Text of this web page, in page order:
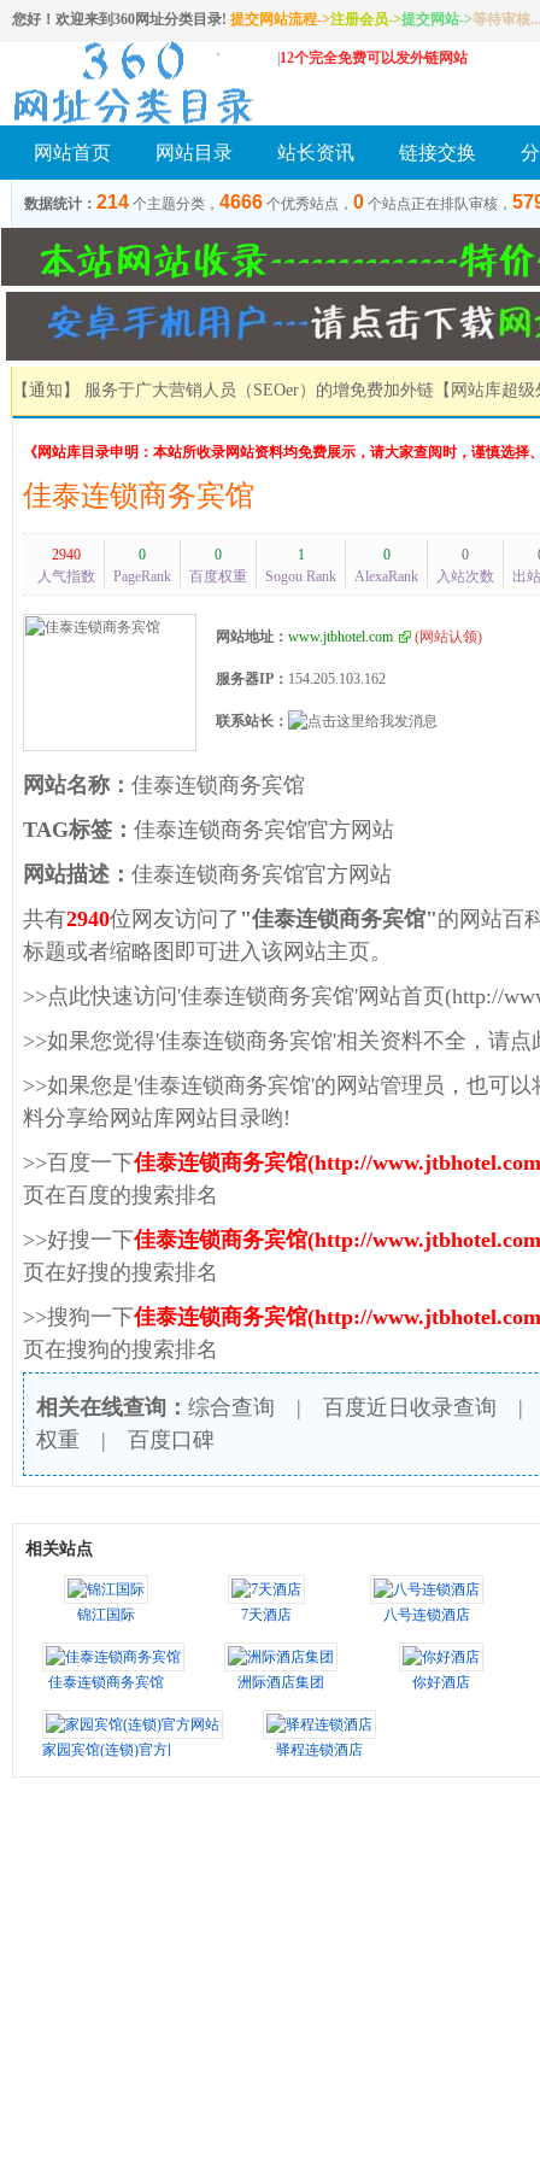
您好！欢迎来到360网址分类目录! 提交网站流程->注册会员->提交网站->等待审核...
12个完全免费可以发外链网站
网站首页 网站目录 站长资讯 链接交换
数据统计： 214 个主题分类， 4666 个优秀站点， 0 个站点正在排队审核，
【通知】 服务于广大营销人员（SEOer）的增免费加外链 【网站库超
《网站库目录申明：本站所收录网站资料均免费展示，请大家查阅时，谨慎选择
佳泰连锁商务宾馆
2940
人气指数
0
PageRank
0
百度权重
1
Sogou Rank
0
AlexaRank
0
入站次数
出
网站地址： www.jtbhotel.com (网站认领)
服务器IP： 154.205.103.162
联系站长：
网站名称： 佳泰连锁商务宾馆
TAG标签： 佳泰连锁商务宾馆官方网站
网站描述： 佳泰连锁商务宾馆官方网站
共有2940位网友访问了 "佳泰连锁商务宾馆"的网站百
标题或者缩略图即可进入该网站主页。
>>点此快速访问'佳泰连锁商务宾馆'网站首页(http://
>>如果您觉得'佳泰连锁商务宾馆'相关资料不全，请点
>>如果您是'佳泰连锁商务宾馆'的网站管理员，也可
料分享给网站库网站目录哟!
>>百度一下佳泰连锁商务宾馆(http://
页在百度的搜索排名
>>好搜一下佳泰连锁商务宾馆(http://
页在好搜的搜索排名
>>搜狗一下佳泰连锁商务宾馆(http://
页在搜狗的搜索排名
相关在线查询： 综合查询 | 百度近日收录查询
权重 | 百度口碑
相关站点
锦江国际 7天酒店 八号连锁酒店
佳泰连锁商务宾馆 洲际酒店集团 你好酒店
家园宾馆(连锁)官方网站 驿程连锁酒店